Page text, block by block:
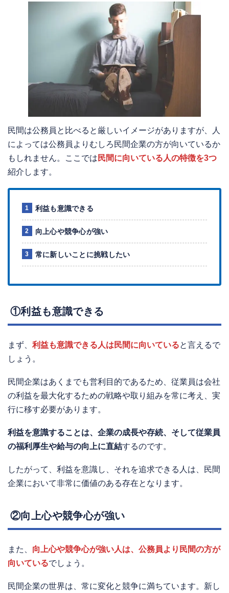
民間は公務員と比べると厳しいイメージがありますが、人
によっては公務員よりむしろ民間企業の方が向いているか
もしれません。ここでは 民間に向いている人の特徴を3つ
紹介します。
利益も意識できる
向上心や競争心が強い
常に新しいことに挑戦したい
①利益も意識できる
まず、 利益も意識できる人は民間に向いていると言えるで
しょう。
民間企業はあくまでも営利目的であるため、従業員は会社
の利益を最大化するための戦略や取り組みを常に考え、実
行に移す必要があります。
利益を意識することは、企業の成長や存続、そして従業員
の福利厚生や給与の向上に直結するのです。
したがって、利益を意識し、それを追求できる人は、民間
企業において非常に価値のある存在となります。
②向上心や競争心が強い
また、 向上心や競争心が強い人は、公務員より民間の方が
向いているでしょう。
民間企業の世界は、常に変化と競争に満ちています。新し